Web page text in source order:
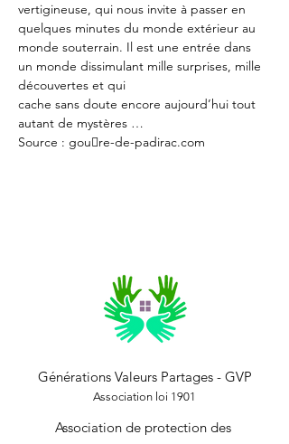
vertigineuse, qui nous invite à passer en
quelques minutes du monde extérieur au
monde souterrain. Il est une entrée dans
un monde dissimulant mille surprises, mille
découvertes et qui
cache sans doute encore aujourd’hui tout
autant de mystères …
Source : gou􀎛re-de-padirac.com
Générations Valeurs Partages - GVP
Association loi 1901
Association de protection des